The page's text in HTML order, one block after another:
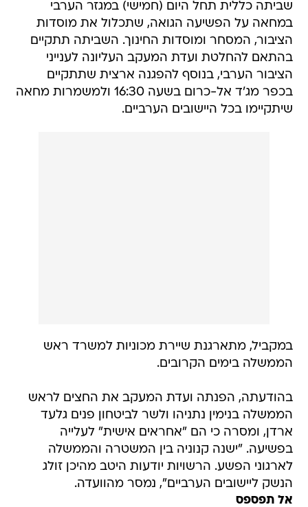
שביתה כללית תחל היום (חמישי) במגזר הערבי
במחאה על הפשיעה הגואה, שתכלול את מוסדות
הציבור, המסחר ומוסדות החינוך. השביתה תתקיים
בהתאם להחלטת ועדת המעקב העליונה לענייני
הציבור הערבי, בנוסף להפגנה ארצית שתתקיים
בכפר מג'ד אל-כרום בשעה 16:30 ולמשמרות מחאה
שיתקיימו בכל היישובים הערביים.
במקביל, מתארגנת שיירת מכוניות למשרד ראש
הממשלה בימים הקרובים.
בהודעתה, הפנתה ועדת המעקב את החצים לראש
הממשלה בנימין נתניהו ולשר לביטחון פנים גלעד
ארדן, ומסרה כי הם "אחראים אישית" לעלייה
בפשיעה. "ישנה קנוניה בין המשטרה והממשלה
לארגוני הפשע. הרשויות יודעות היטב מהיכן זולג
הנשק ליישובים הערביים", נמסר מהוועדה.
אל תפספס